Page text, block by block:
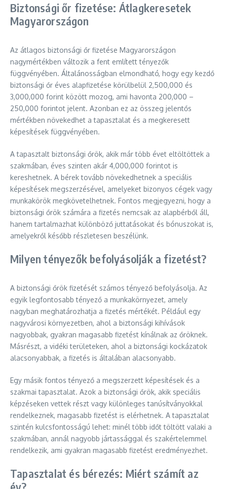
Biztonsági őr fizetése: Átlagkeresetek
Magyarországon
Az átlagos biztonsági őr fizetése Magyarországon
nagymértékben változik a fent említett tényezők
függvényében. Általánosságban elmondható, hogy egy kezdő
biztonsági őr éves alapfizetése körülbelül 2,500,000 és
3,000,000 forint között mozog, ami havonta 200,000 –
250,000 forintot jelent. Azonban ez az összeg jelentős
mértékben növekedhet a tapasztalat és a megkeresett
képesítések függvényében.
A tapasztalt biztonsági őrök, akik már több évet eltöltöttek a
szakmában, éves szinten akár 4,000,000 forintot is
kereshetnek. A bérek tovább növekedhetnek a speciális
képesítések megszerzésével, amelyeket bizonyos cégek vagy
munkakörök megkövetelhetnek. Fontos megjegyezni, hogy a
biztonsági őrök számára a fizetés nemcsak az alapbérből áll,
hanem tartalmazhat különböző juttatásokat és bónuszokat is,
amelyekről később részletesen beszélünk.
Milyen tényezők befolyásolják a fizetést?
A biztonsági őrök fizetését számos tényező befolyásolja. Az
egyik legfontosabb tényező a munkakörnyezet, amely
nagyban meghatározhatja a fizetés mértékét. Például egy
nagyvárosi környezetben, ahol a biztonsági kihívások
nagyobbak, gyakran magasabb fizetést kínálnak az őröknek.
Másrészt, a vidéki területeken, ahol a biztonsági kockázatok
alacsonyabbak, a fizetés is általában alacsonyabb.
Egy másik fontos tényező a megszerzett képesítések és a
szakmai tapasztalat. Azok a biztonsági őrök, akik speciális
képzéseken vettek részt vagy különleges tanúsítványokkal
rendelkeznek, magasabb fizetést is elérhetnek. A tapasztalat
szintén kulcsfontosságú lehet: minél több időt töltött valaki a
szakmában, annál nagyobb jártassággal és szakértelemmel
rendelkezik, ami gyakran magasabb fizetést eredményezhet.
Tapasztalat és bérezés: Miért számít az